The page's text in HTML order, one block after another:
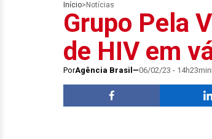
Início> Notícias
Grupo Pela
de HIV em
PorAgência Brasil 06/02/23 - 14h23min